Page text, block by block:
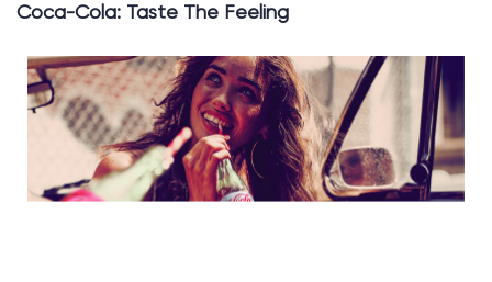
Coca-Cola: Taste The Feeling